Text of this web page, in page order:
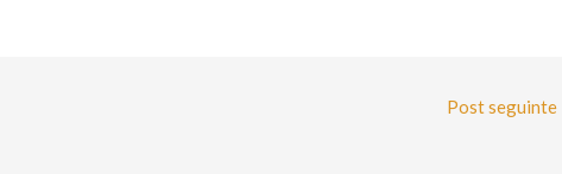
Post seguinte